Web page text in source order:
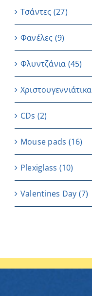
Τσάντες (27)
Φανέλες (9)
Φλυντζάνια (45)
Χριστουγεννιάτικα
CDs (2)
Μouse pads (16)
Plexiglass (10)
Valentines Day (7)